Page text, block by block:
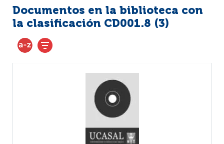
Documentos en la biblioteca con
la clasificación CD001.8 (3)